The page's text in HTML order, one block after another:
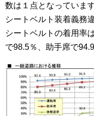
数は１点となっていま
シートベルト装着義務
シートベルトの着用率
で98.5％、助手席で